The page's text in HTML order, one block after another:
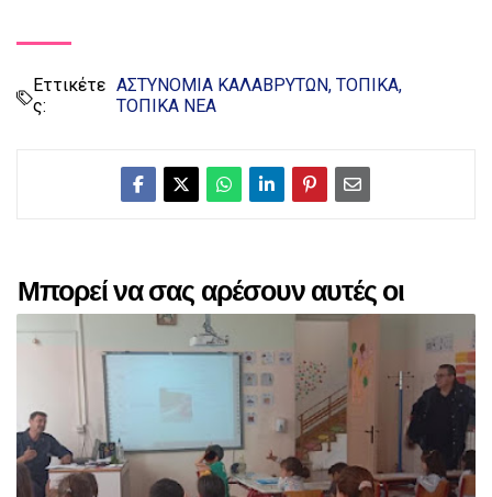
Εττικέτε
ς:
ΑΣΤΥΝΟΜΙΑ ΚΑΛΑΒΡΥΤΩΝ ΤΟΠΙΚΑ
ΤΟΠΙΚΑ ΝΕΑ
Μπορεί να σας αρέσουν αυτές οι
αναρτήσεις